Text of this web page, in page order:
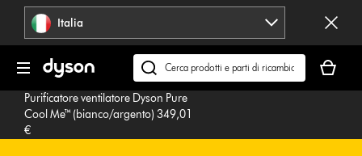
navigazione Italia
Cerca
su
dyson.it
carrello
è
Purificatore ventilatore Dyson Pure
Cool Me™ (bianco/argento) 349,01
€